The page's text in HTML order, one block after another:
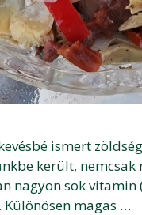
ismert
került,
nagyon sok
magas …